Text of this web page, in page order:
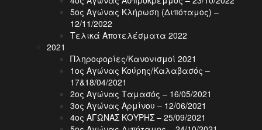
5ος Αγώνας Κλήρωση (Διπόταμος) –
12/11/2022
Τελικά Αποτελέσματα 2022
2021
Πληροφορίες/Κανονισμοί 2021
1ος Αγώνας Κούρης/Καλαβασός –
17&18/04/2021
2ος Αγώνας Ταμασός – 16/05/2021
3ος Αγώνας Αρμίνου – 12/06/2021
4ος ΑΓΩΝΑΣ ΚΟΥΡΗΣ – 25/09/2021